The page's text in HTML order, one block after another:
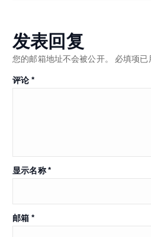
发表回复
您的邮箱地址不会被公开。 必填项已
评论*
显示名称*
邮箱*